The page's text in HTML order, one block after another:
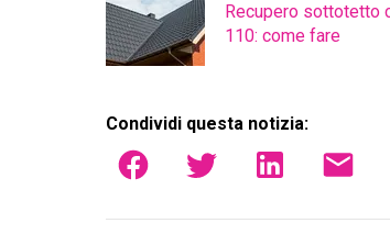
Recupero sottotetto
110: come fare
Condividi questa notizia: